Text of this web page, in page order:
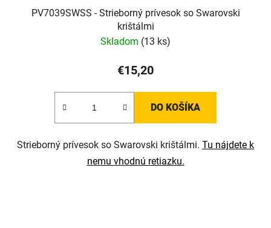
PV7039SWSS - Strieborný prívesok so Swarovski
krištálmi
Skladom (13 ks)
€15,20
DO KOŠÍKA
Strieborný prívesok so Swarovski krištálmi. Tu nájdete k
nemu vhodnú retiazku.